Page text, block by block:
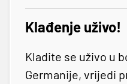
Klađenje uživo!
Kladite se uživo u
Germanije, vrijedi